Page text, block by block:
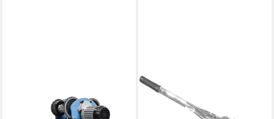
Seilzug 01717, (Kombi-Set,
Für Seil- und